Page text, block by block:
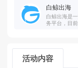
白鲸出海
白鲸出海是
务平台，目
泛互联网出
海在2014年7
币级天使投
活动内容